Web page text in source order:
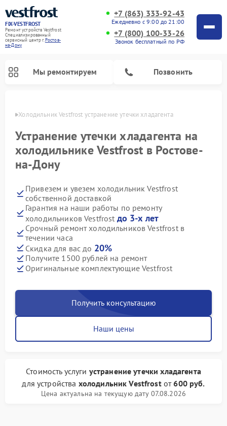
FIX-VESTFROST
Ремонт устройств Vestfrost
Специализированный
cервисный центр г.Ростов-
на-Дону
+7 (863) 333-92-43
Ежедневно с 9:00 до 21:00
+7 (800) 100-33-26
Звонок бесплатный по РФ
Мы ремонтируем Позвонить
Холодильник Vestfrost устранение утечки хладагента
Устранение утечки хладагента на
холодильнике Vestfrost в Ростове-
на-Дону
Привезем и увезем холодильник Vestfrost
собственной доставкой
Гарантия на наши работы по ремонту
холодильников Vestfrost до 3-х лет
Срочный ремонт холодильников Vestfrost в
течении часа
Скидка для вас до 20%
Получите 1500 рублей на ремонт
Оригинальные комплектующие Vestfrost
Получить консультацию
Наши цены
Стоимость услуги устранение утечки хладагента
для устройства холодильник Vestfrostот600 руб.
Цена актуальна на текущую дату 07.08.2026